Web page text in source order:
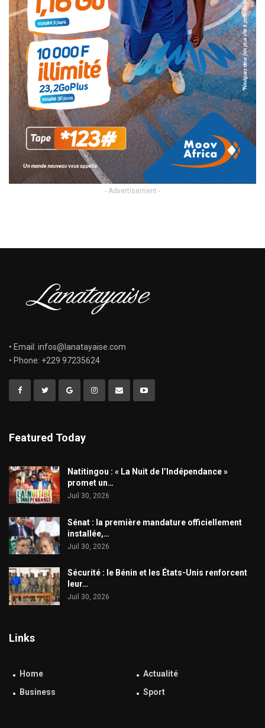
- Advertisement -
• Email: infos@lanatayaise.com
• Phone: +229 97235624
Featured Today
​Natitingou : « La Nuit de l’Indépendance »
promet un…
Juil 30, 2026
Sénat : la première mandature officiellement
installée,…
Juil 30, 2026
Sécurité : le Bénin et les États-Unis renforcent
leur…
Juil 30, 2026
Links
Home
Actualité
Business
Sport